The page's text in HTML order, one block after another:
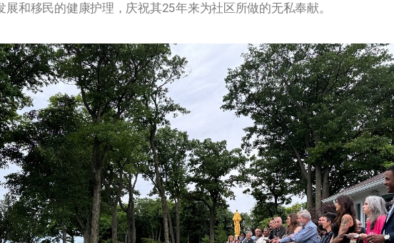
和移民的健康护理，庆祝其25年来为社区所做的无私奉献。